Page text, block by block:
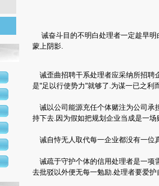
诫奋斗目的不明白处理者一定趁早明
蒙上阴影.
诫歪曲招聘干系处理者应采纳所招聘
是"足以行使势力"就够了.为谋一已之利
诫以公司能源充任个体赌注为公司承
持下去.因为假如把规划企业当成是一
诫自恃无人取代每一企业都没有一位
诫疏于守护个体的信用处理者是一项
去批驳以外便无每一勉励.处理者要爱